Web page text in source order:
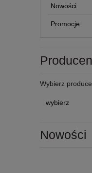
Nowości
Promocje
Wybierz
Nowości